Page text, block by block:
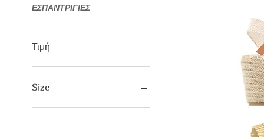
ΕΣΠΑΝΤΡΙΓΙΕΣ
Τιμή
25 €
Size